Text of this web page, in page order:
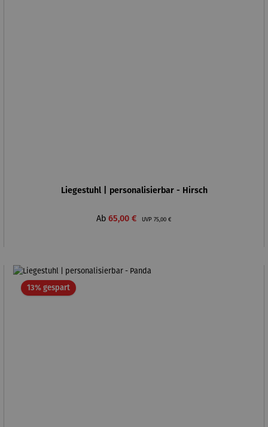
Liegestuhl | personalisierbar - Hirsch
Verkaufspreis:
Ab 65,00 € UVP Regulärer Preis:
75,00 €
13% gespartRabatt